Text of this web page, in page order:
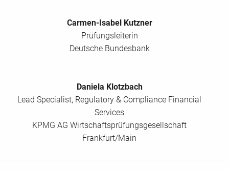
Carmen-Isabel Kutzner
Prüfungsleiterin
Deutsche Bundesbank
Daniela Klotzbach
Lead Specialist, Regulatory & Compliance Financial
Services
KPMG AG Wirtschaftsprüfungsgesellschaft
Frankfurt/Main